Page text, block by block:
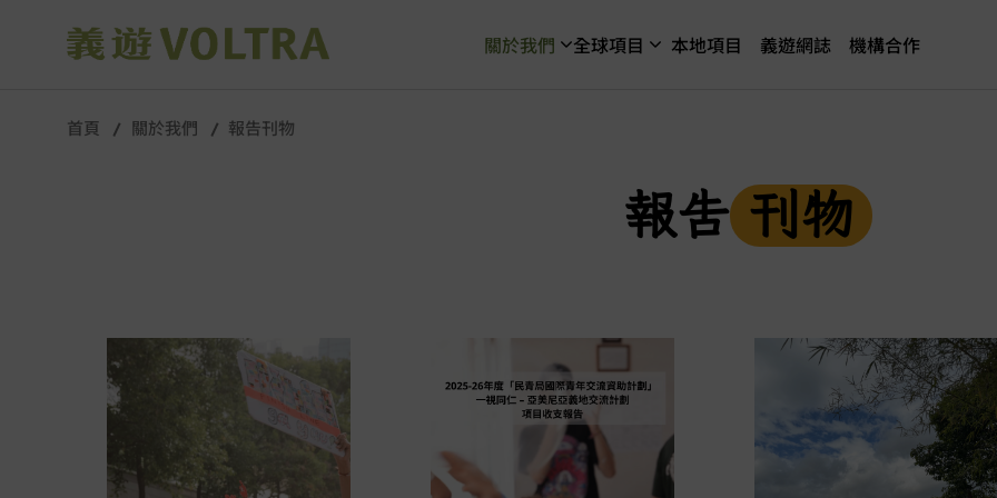
關於我們 全球項目 本地項目 義遊網誌 機構合作
首頁 關於我們 報告刊物
報告 刊物